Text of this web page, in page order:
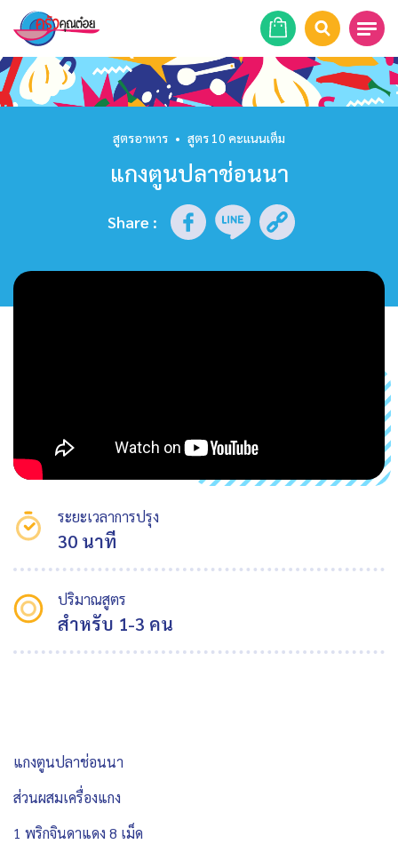
หน้าแรก
รายการย้อนหลัง
สูตรอาหาร • สูตร 10 คะแนนเต็ม
แกงตูนปลาช่อนนา
Share :
ระยะเวลาการปรุง
30 นาที
ปริมาณสูตร
สำหรับ 1-3 คน
แกงตูนปลาช่อนนา
ส่วนผสมเครื่องแกง
1 พริกจินดาแดง 8 เม็ด